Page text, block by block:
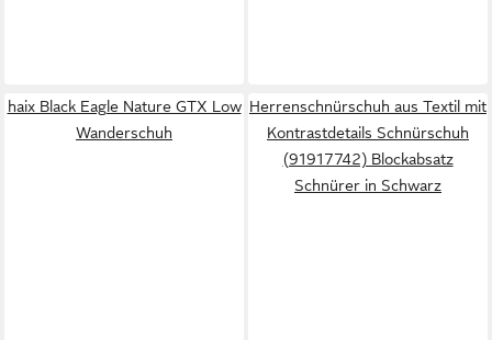
haix Black Eagle Nature GTX Low
Wanderschuh
Herrenschnürschuh aus Textil mit
Kontrastdetails Schnürschuh
(91917742) Blockabsatz
Schnürer in Schwarz